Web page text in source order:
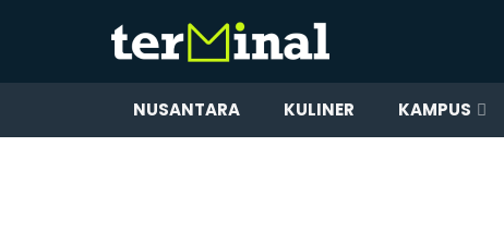
NUSANTARA KULINER KAMPUS